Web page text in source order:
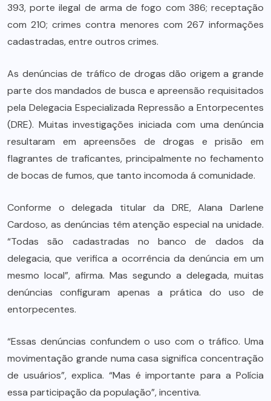
393, porte ilegal de arma de fogo com 386; receptação
com 210; crimes contra menores com 267 informações
cadastradas, entre outros crimes.
As denúncias de tráfico de drogas dão origem a grande
parte dos mandados de busca e apreensão requisitados
pela Delegacia Especializada Repressão a Entorpecentes
(DRE). Muitas investigações iniciada com uma denúncia
resultaram em apreensões de drogas e prisão em
flagrantes de traficantes, principalmente no fechamento
de bocas de fumos, que tanto incomoda á comunidade.
Conforme o delegada titular da DRE, Alana Darlene
Cardoso, as denúncias têm atenção especial na unidade.
“Todas são cadastradas no banco de dados da
delegacia, que verifica a ocorrência da denúncia em um
mesmo local”, afirma. Mas segundo a delegada, muitas
denúncias configuram apenas a prática do uso de
entorpecentes.
“Essas denúncias confundem o uso com o tráfico. Uma
movimentação grande numa casa significa concentração
de usuários”, explica. “Mas é importante para a Polícia
essa participação da população”, incentiva.